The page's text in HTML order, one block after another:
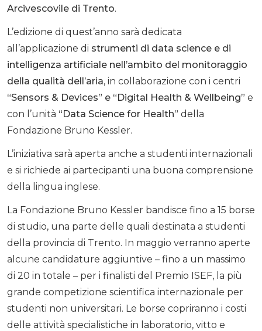
Arcivescovile di Trento.
L’edizione di quest’anno sarà dedicata
all’applicazione di strumenti di data science e di
intelligenza artificiale nell’ambito del monitoraggio
della qualità dell’aria, in collaborazione con i centri
“Sensors & Devices” e “Digital Health & Wellbeing” e
con l’unità “Data Science for Health” della
Fondazione Bruno Kessler.
L’iniziativa sarà aperta anche a studenti internazionali
e si richiede ai partecipanti una buona comprensione
della lingua inglese.
La Fondazione Bruno Kessler bandisce fino a 15 borse
di studio, una parte delle quali destinata a studenti
della provincia di Trento. In maggio verranno aperte
alcune candidature aggiuntive – fino a un massimo
di 20 in totale – per i finalisti del Premio ISEF, la più
grande competizione scientifica internazionale per
studenti non universitari. Le borse copriranno i costi
delle attività specialistiche in laboratorio, vitto e